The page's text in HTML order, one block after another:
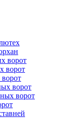
ворот
ворот
ворот
ворот